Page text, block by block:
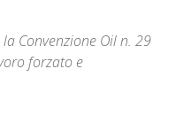
Convenzione Oil n. 29
forzato e